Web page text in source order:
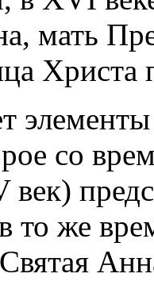
мать
Христа
со
же